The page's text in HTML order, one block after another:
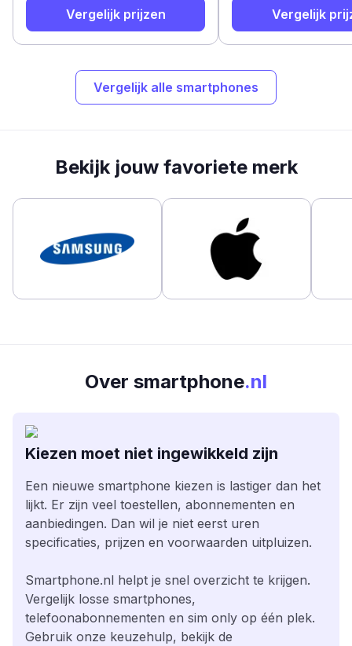
Vergelijk prijzen Vergelijk
Vergelijk alle smartphones
Bekijk jouw favoriete merk
Over smartphone.nl
Kiezen moet niet ingewikkeld zijn
Een nieuwe smartphone kiezen is lastiger dan het
lijkt. Er zijn veel toestellen, abonnementen en
aanbiedingen. Dan wil je niet eerst uren
specificaties, prijzen en voorwaarden uitpluizen.
Smartphone.nl helpt je snel overzicht te krijgen.
Vergelijk losse smartphones,
telefoonabonnementen en sim only op één plek.
Gebruik onze keuzehulp, bekijk de